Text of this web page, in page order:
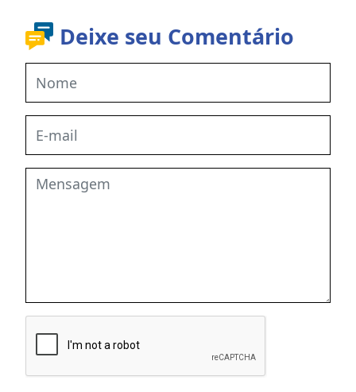
Deixe seu Comentário